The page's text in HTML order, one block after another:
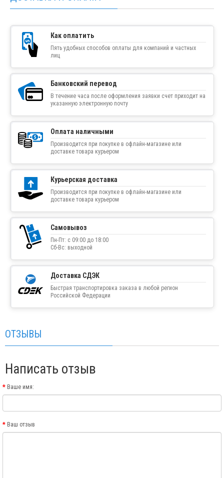
Как оплатить
Пять удобных способов оплаты для компаний и частных
лиц
Банковский перевод
В течение часа после оформления заявки счет приходит на
указанную электронную почту
Оплата наличными
Производится при покупке в офлайн-магазине или
доставке товара курьером
Курьерская доставка
Производится при покупке в офлайн-магазине или
доставке товара курьером
Самовывоз
Пн-Пт: с 09:00 до 18:00
Сб-Вс: выходной
Доставка СДЭК
Быстрая транспортировка заказа в любой регион
Российской Федерации
ОТЗЫВЫ
Написать отзыв
Ваше имя:
Ваш отзыв